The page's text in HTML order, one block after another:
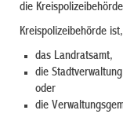
die
Kreispolizeibehörde
das Landratsamt,
die
oder
die